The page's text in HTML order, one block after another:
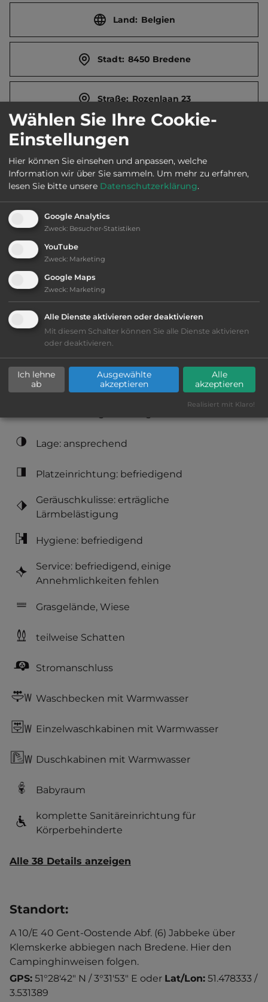
Land: Belgien
Stadt: 8450 Bredene
Straße: Rozenlaan 23
E-Mail: info@campingduinzicht.be
Webseite: www.campingduinzicht.be
Fläche:
Öffnungszeiten:
Telefon:
Ausstattung:
bis 25,- Euro
Lage: ansprechend
Platzeinrichtung: befriedigend
Geräuschkulisse: erträgliche
Lärmbelästigung
Hygiene: befriedigend
Service: befriedigend, einige
Annehmlichkeiten fehlen
Grasgelände, Wiese
teilweise Schatten
Stromanschluss
Waschbecken mit Warmwasser
Einzelwaschkabinen mit Warmwasser
Duschkabinen mit Warmwasser
Babyraum
komplette Sanitäreinrichtung für
Körperbehinderte
Alle 38 Details anzeigen
Standort:
A 10/E 40 Gent-Oostende Abf. (6) Jabbeke über
Klemskerke abbiegen nach Bredene. Hier den
Campinghinweisen folgen.
GPS: 51°28'42" N / 3°31'53" E oder Lat/Lon: 51.478333 /
3.531389
Wählen Sie Ihre Cookie-
Einstellungen
Hier können Sie einsehen und anpassen, welche
Information wir über Sie sammeln. Um mehr zu erfahren,
lesen Sie bitte unsere Datenschutzerklärung.
Google Analytics
Zweck: Besucher-Statistiken
YouTube
Zweck: Marketing
Google Maps
Zweck: Marketing
Alle Dienste aktivieren oder deaktivieren
Mit diesem Schalter können Sie alle Dienste aktivieren
oder deaktivieren.
Ich lehne
ab
Ausgewählte
akzeptieren
Alle
akzeptieren
Realisiert mit Klaro!